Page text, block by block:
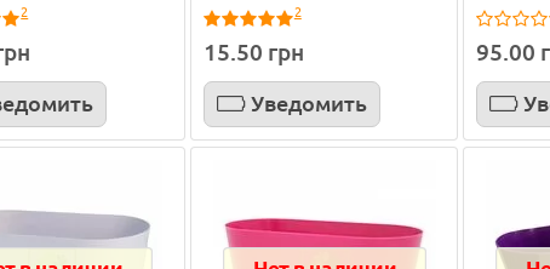
2 2
15.50 грн
Уведомить
95.00